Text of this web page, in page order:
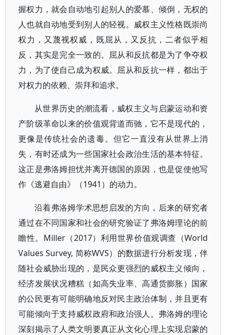
握权力，就会自动地引起别人的爱慕、倾倒，无权的
人也就自动地受到别人的轻视。威权主义性格既崇尚
权力，又蔑视权威，既屈从，又反抗，二者似乎相
反，其实是完全一致的。屈从和反抗都是为了争夺权
力，为了使自己成为权威。屈从和反抗一样，都出于
对权力的依赖、崇拜和追求。
从世界历史的潮流看，威权主义与启蒙运动和资
产阶级革命以来的价值观背道而驰，它不是现代的，
更像是传统社会的遗毒。但它一直没有从世界上消
失，有时还成为一些国家社会政治生活的基本特征。
这正是弗洛姆担忧并离开德国的原因，也是促使他写
作《逃避自由》（1941）的动力。
沿着弗洛姆学术思想启发的方向，后来的研究者
通过在不同国家和社会的研究验证了弗洛姆理论的前
瞻性。Miller（2017）利用世界价值观调查（World
Values Survey, 简称WVS）的数据进行分析发现，伴
随社会威胁出现的，是民众更强烈的威权主义倾向，
经济发展状况糟糕（如高失业率、高通货膨胀）国家
的公民更有可能明确地反对民主政治体制，并且更有
可能倾向于支持威权政府和政治强人。弗洛姆的理论
深刻揭示了人类文明要真正从文化心理上实现启蒙的